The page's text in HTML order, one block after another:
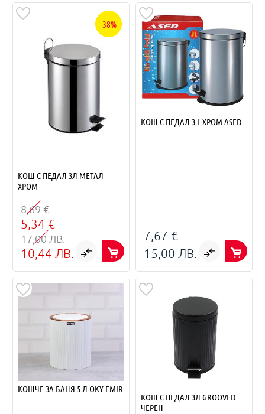
-38%
КОШ С ПЕДАЛ 3Л МЕТАЛ
ХРОМ
8,69 €
5,34 €
17,00 ЛВ.
10,44 ЛВ.
КОШ С ПЕДАЛ 3 L ХРОМ ASED
7,67 €
15,00 ЛВ.
КОШЧЕ ЗА БАНЯ 5 Л OKY EMIR
КОШ С ПЕДАЛ 3Л GROOVED
ЧЕРЕН